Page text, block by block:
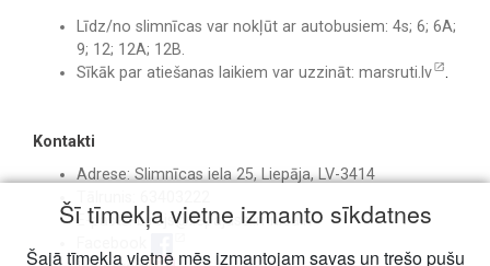
Līdz/no slimnīcas var nokļūt ar autobusiem: 4s; 6; 6A;
9; 12; 12A; 12B.
Sīkāk par atiešanas laikiem var uzzināt: marsruti.lv .
Kontakti
Adrese: Slimnīcas iela 25, Liepāja, LV-3414
E-pasts:birojs@liepajasslimnica.lv
Šī tīmekļa vietne izmanto sīkdatnes
Šajā tīmekļa vietnē mēs izmantojam savas un trešo pušu